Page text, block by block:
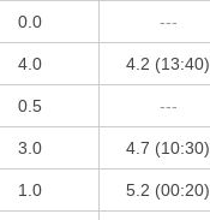
0.0 ---
4.0 4.2 (13:40)
0.5 ---
3.0 4.7 (10:30)
1.0 5.2 (00:20)